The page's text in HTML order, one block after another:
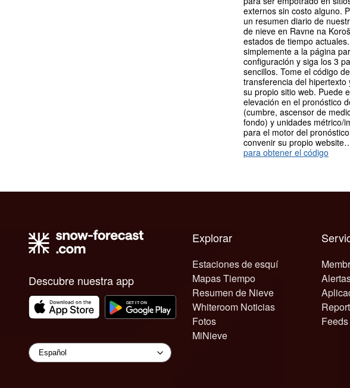
externos sin costo alguno.
un resumen diario de
de nieve en Ravne na
estados de tiempo
simplemente a la página
configuración y siga los 3
sencillos. Tome el código de
transferencia del hipertexto
su propio sitio web. Puede
elevación en el pronóstico
(cumbre, ascensor de
fondo) y unidades métrico/
para el motor del
convenir su propio
para obtener el código
Descubre nuestra app
Explorar
Estaciones de esquí
Mapas Tiempo
Resumen de Nieve
Whiteroom Noticias
Fotos
MiNieve